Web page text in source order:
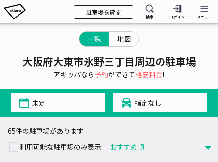
駐車場を貸す
検索 ログイン メニュー
一覧 地図
大阪府大東市氷野三丁目周辺の駐車場
アキッパなら予約ができて格安料金!
未定 指定なし
65件の駐車場があります
利用可能な駐車場のみ表示